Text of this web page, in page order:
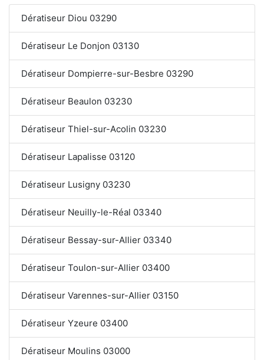
Dératiseur Diou 03290
Dératiseur Le Donjon 03130
Dératiseur Dompierre-sur-Besbre 03290
Dératiseur Beaulon 03230
Dératiseur Thiel-sur-Acolin 03230
Dératiseur Lapalisse 03120
Dératiseur Lusigny 03230
Dératiseur Neuilly-le-Réal 03340
Dératiseur Bessay-sur-Allier 03340
Dératiseur Toulon-sur-Allier 03400
Dératiseur Varennes-sur-Allier 03150
Dératiseur Yzeure 03400
Dératiseur Moulins 03000